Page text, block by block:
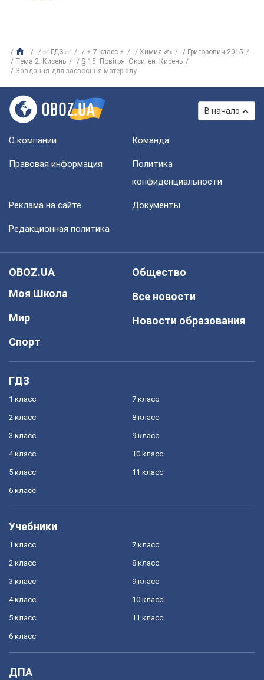
✅ ГДЗ ✅ ⚡ 7 класс ⚡ Химия ✍
Григорович 2015
Тема 2. Кисень
§ 15. Повітря. Оксиген. Кисень
Завдання для засвоєння матеріалу
В начало
О компании Команда
Правовая информация
Политика
конфиденциальности
Реклама на сайте Документы
Редакционная политика
OBOZ.UA
Моя Школа
Мир
Спорт
Общество
Все новости
Новости образования
ГДЗ
1 класс
2 класс
3 класс
4 класс
5 класс
6 класс
7 класс
8 класс
9 класс
10 класс
11 класс
Учебники
1 класс
2 класс
3 класс
4 класс
5 класс
6 класс
7 класс
8 класс
9 класс
10 класс
11 класс
ДПА